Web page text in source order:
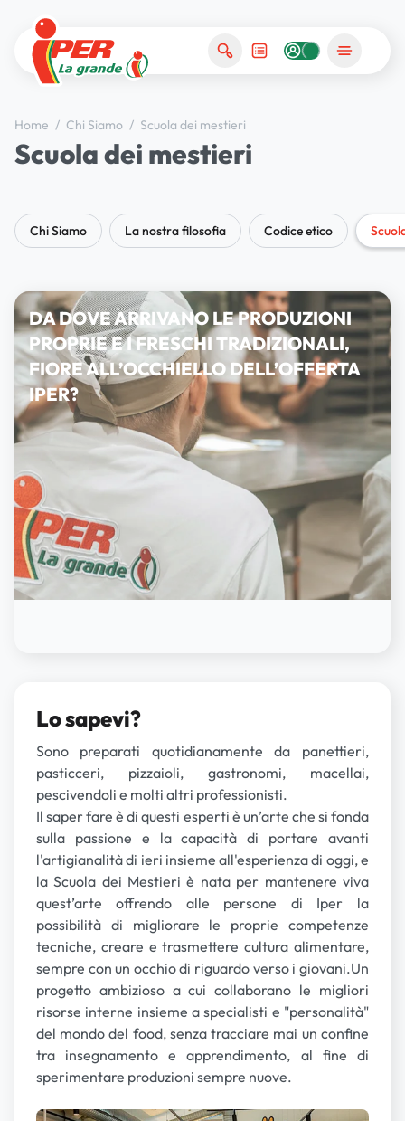
Home / Chi Siamo / Scuola dei mestieri
Scuola dei mestieri
Chi Siamo La nostra filosofia Codice etico
DA DOVE ARRIVANO LE PRODUZIONI
PROPRIE E I FRESCHI TRADIZIONALI,
FIORE ALL’OCCHIELLO DELL’OFFERTA
IPER?
Lo sapevi?
Sono preparati quotidianamente da panettieri,
pasticceri, pizzaioli, gastronomi, macellai,
pescivendoli e molti altri professionisti.
Il saper fare è di questi esperti è un’arte che si fonda
sulla passione e la capacità di portare avanti
l'artigianalità di ieri insieme all'esperienza di oggi, e
la Scuola dei Mestieri è nata per mantenere viva
quest’arte offrendo alle persone di Iper la
possibilità di migliorare le proprie competenze
tecniche, creare e trasmettere cultura alimentare,
sempre con un occhio di riguardo verso i giovani.Un
progetto ambizioso a cui collaborano le migliori
risorse interne insieme a specialisti e "personalità"
del mondo del food, senza tracciare mai un confine
tra insegnamento e apprendimento, al fine di
sperimentare produzioni sempre nuove.